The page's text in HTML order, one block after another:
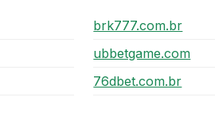
brk777.com.br
ubbetgame.com
76dbet.com.br